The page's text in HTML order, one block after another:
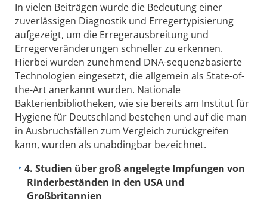
In vielen Beiträgen wurde die Bedeutung einer
zuverlässigen Diagnostik und Erregertypisierung
aufgezeigt, um die Erregerausbreitung und
Erregerveränderungen schneller zu erkennen.
Hierbei wurden zunehmend DNA-sequenzbasierte
Technologien eingesetzt, die allgemein als State-of-
the-Art anerkannt wurden. Nationale
Bakterienbibliotheken, wie sie bereits am Institut für
Hygiene für Deutschland bestehen und auf die man
in Ausbruchsfällen zum Vergleich zurückgreifen
kann, wurden als unabdingbar bezeichnet.
4. Studien über groß angelegte Impfungen von
Rinderbeständen in den USA und
Großbritannien